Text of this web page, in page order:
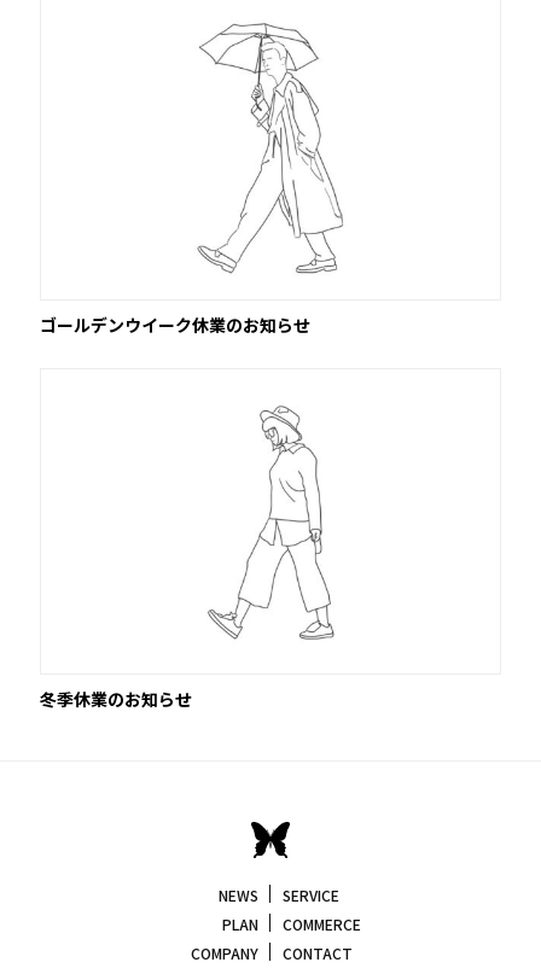
ゴールデンウイーク休業のお知らせ
冬季休業のお知らせ
NEWS
SERVICE
PLAN
COMMERCE
COMPANY
CONTACT